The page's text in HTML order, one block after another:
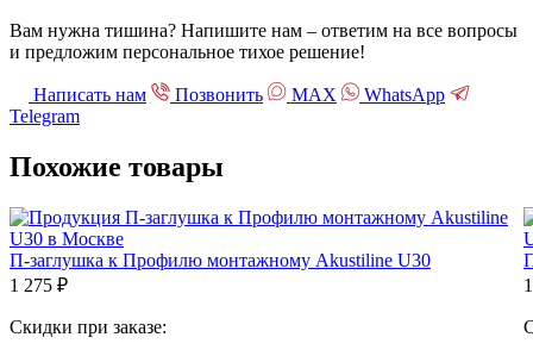
Вам нужна тишина? Напишите нам – ответим на все вопросы
и предложим персональное тихое решение!
Написать нам Позвонить МАХ
WhatsApp
Telegram
Похожие товары
П-заглушка к Профилю монтажному Akustiline U30
1 275 ₽
Скидки при заказе: